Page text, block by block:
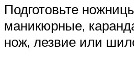
Подготовьте
маникюрные,
нож, лезвие или